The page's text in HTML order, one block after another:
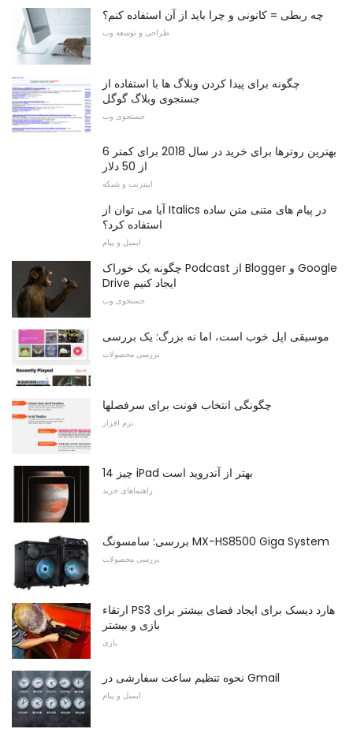
چه ربطی = کانونی و چرا باید از آن استفاده کنم؟
طراحی و توسعه وب
چگونه برای پیدا کردن وبلاگ ها با استفاده از
جستجوی وبلاگ گوگل
جستجوی وب
6 بهترین روترها برای خرید در سال 2018 برای کمتر
از 50 دلار
اینترنت و شبکه
آیا می توان از Italics در پیام های متنی متن ساده
استفاده کرد؟
ایمیل و پیام
چگونه یک خوراک Podcast از Blogger و Google
Drive ایجاد کنیم
جستجوی وب
موسیقی اپل خوب است، اما نه بزرگ: یک بررسی
بررسی محصولات
چگونگی انتخاب فونت برای سرفصلها
نرم افزار
14 چیز iPad بهتر از آندروید است
راهنماهای خرید
بررسی: سامسونگ MX-HS8500 Giga System
بررسی محصولات
ارتقاء PS3 هارد دیسک برای ایجاد فضای بیشتر برای
بازی و بیشتر
بازی
نحوه تنظیم ساعت سفارشی در Gmail
ایمیل و پیام